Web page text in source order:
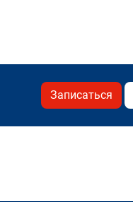
Записаться